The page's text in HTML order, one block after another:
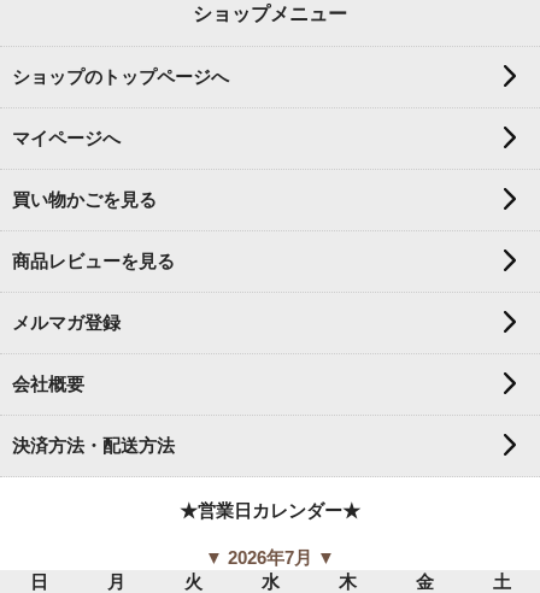
ショップメニュー
ショップのトップページへ
マイページへ
買い物かごを見る
商品レビューを見る
メルマガ登録
会社概要
決済方法・配送方法
★営業日カレンダー★
▼ 2026年7月 ▼
日
月 火 水 木 金
土